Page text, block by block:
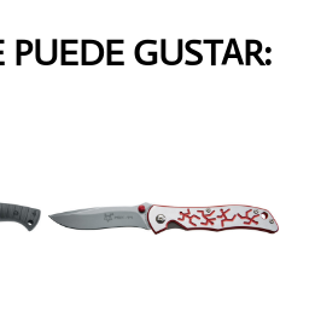
GUSTAR: